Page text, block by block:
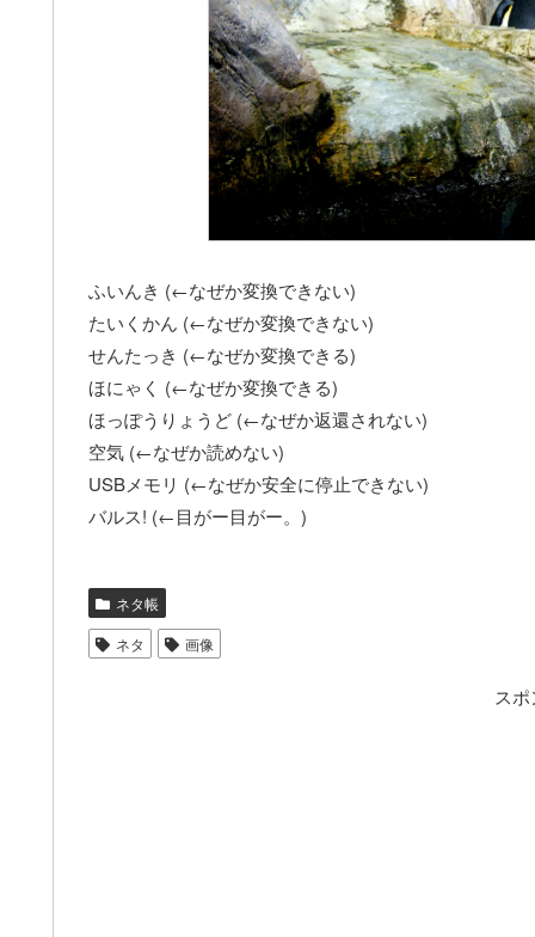
ふいんき (←なぜか変換できない)
たいくかん (←なぜか変換できない)
せんたっき (←なぜか変換できる)
ほにゃく (←なぜか変換できる)
ほっぽうりょうど (←なぜか返還されない)
空気 (←なぜか読めない)
USBメモリ (←なぜか安全に停止できない)
バルス! (←目がー目がー。)
ネタ帳
ネタ 画像
ス